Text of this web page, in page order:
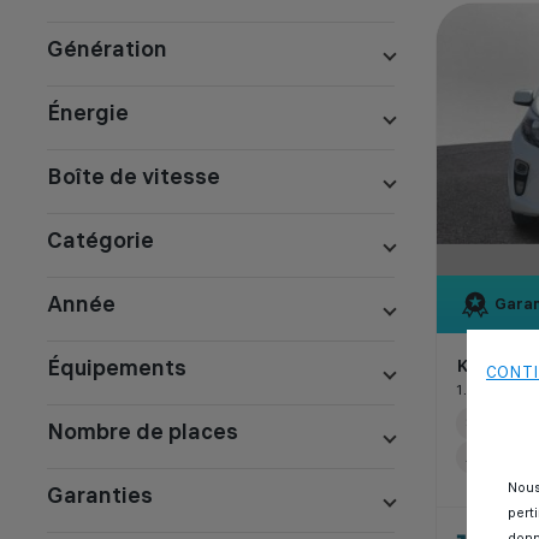
Génération
Énergie
Boîte de vitesse
Catégorie
Année
Équipements
Nombre de places
Garanties
Kia
1.0 MOTION